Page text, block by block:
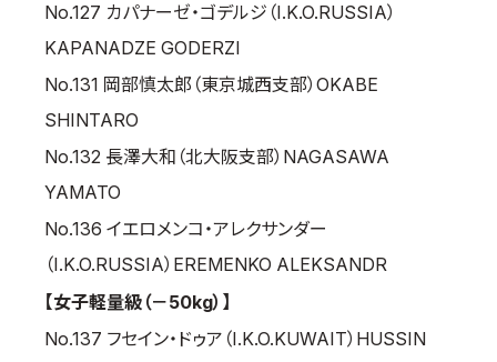
No.127 カパナーゼ・ゴデルジ（I.K.O.RUSSIA）
KAPANADZE GODERZI
No.131 岡部慎太郎（東京城西支部）OKABE
SHINTARO
No.132 長澤大和（北大阪支部）NAGASAWA
YAMATO
No.136 イエロメンコ・アレクサンダー
（I.K.O.RUSSIA）EREMENKO ALEKSANDR
【女子軽量級（－50kg）】
No.137 フセイン・ドゥア（I.K.O.KUWAIT）HUSSIN